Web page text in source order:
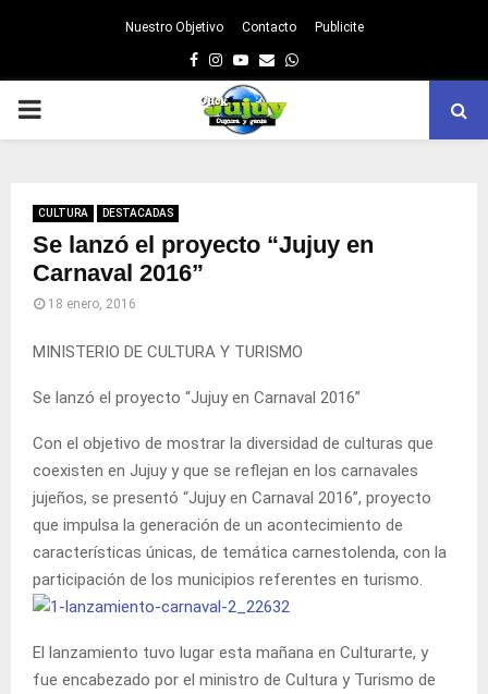
Nuestro Objetivo Contacto Publicite
Facebook
Instagram
Youtube
EmailWhatsapp
PRIMARY
CULTURA DESTACADAS
Se lanzó el proyecto “Jujuy en
Carnaval 2016”
18 enero, 2016
MINISTERIO DE CULTURA Y TURISMO
Se lanzó el proyecto “Jujuy en Carnaval 2016”
Con el objetivo de mostrar la diversidad de culturas que
coexisten en Jujuy y que se reflejan en los carnavales
jujeños, se presentó “Jujuy en Carnaval 2016”, proyecto
que impulsa la generación de un acontecimiento de
características únicas, de temática carnestolenda, con la
participación de los municipios referentes en turismo.
El lanzamiento tuvo lugar esta mañana en Culturarte, y
fue encabezado por el ministro de Cultura y Turismo de